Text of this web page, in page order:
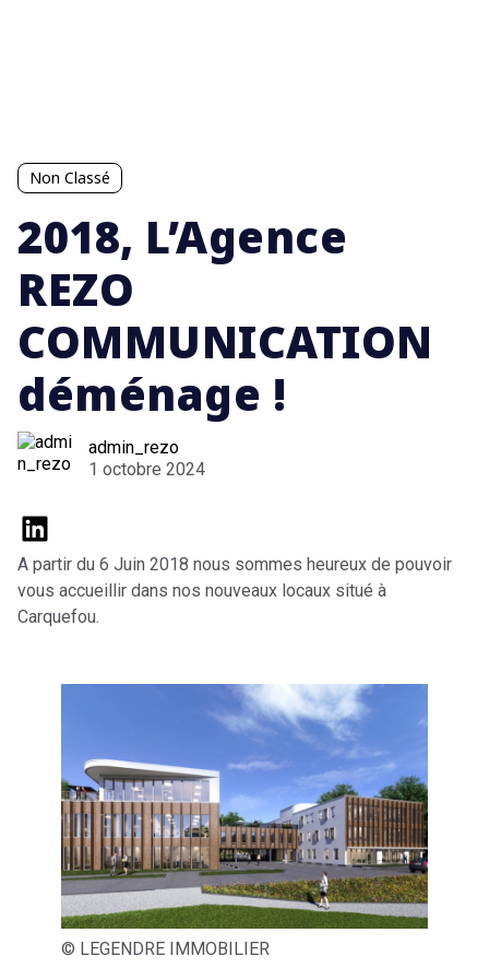
Non Classé
2018, L’Agence
REZO
COMMUNICATION
déménage !
admin_rezo
1 octobre 2024
A partir du 6 Juin 2018 nous sommes heureux de pouvoir
vous accueillir dans nos nouveaux locaux situé à
Carquefou.
© LEGENDRE IMMOBILIER